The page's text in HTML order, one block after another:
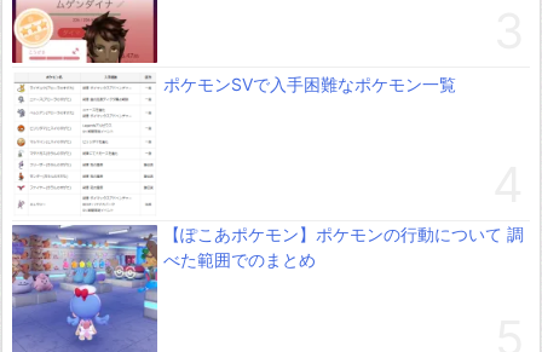
ポケモンSVで入手困難なポケモン一覧
【ぽこあポケモン】ポケモンの行動について 調
べた範囲でのまとめ